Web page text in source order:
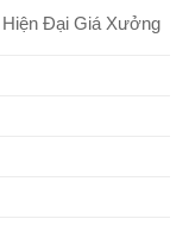
Đại Giá Xưởng